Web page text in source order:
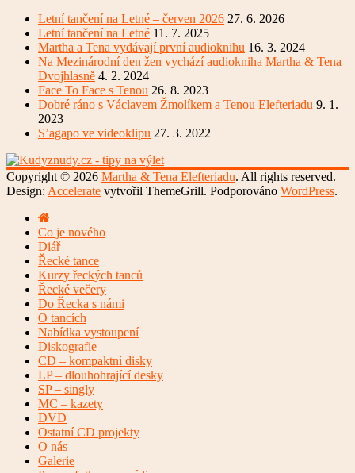
Letní tančení na Letné – červen 2026 27. 6. 2026
Letní tančení na Letné 11. 7. 2025
Martha a Tena vydávají první audioknihu 16. 3. 2024
Na Mezinárodní den žen vychází audiokniha Martha & Tena
Dvojhlasně 4. 2. 2024
Face To Face s Tenou 26. 8. 2023
Dobré ráno s Václavem Žmolíkem a Tenou Elefteriadu 9. 1.
2023
S’agapo ve videoklipu 27. 3. 2022
Copyright © 2026 Martha & Tena Elefteriadu. All rights reserved.
Design: Accelerate vytvořil ThemeGrill. Podporováno WordPress.
Co je nového
Diář
Řecké tance
Kurzy řeckých tanců
Řecké večery
Do Řecka s námi
O tancích
Nabídka vystoupení
Diskografie
CD – kompaktní disky
LP – dlouhohrající desky
SP – singly
MC – kazety
DVD
Ostatní CD projekty
O nás
Galerie